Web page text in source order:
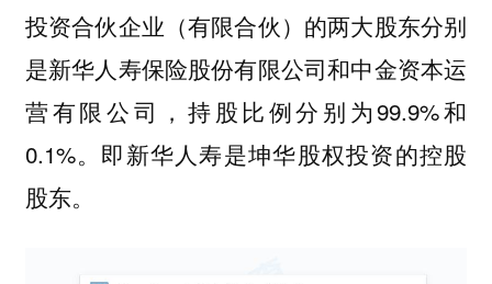
投资合伙企业（有限合伙）的两大股东分别
是新华人寿保险股份有限公司和中金资本运
营有限公司，持股比例分别为99.9%和
0.1%。即新华人寿是坤华股权投资的控股
股东。